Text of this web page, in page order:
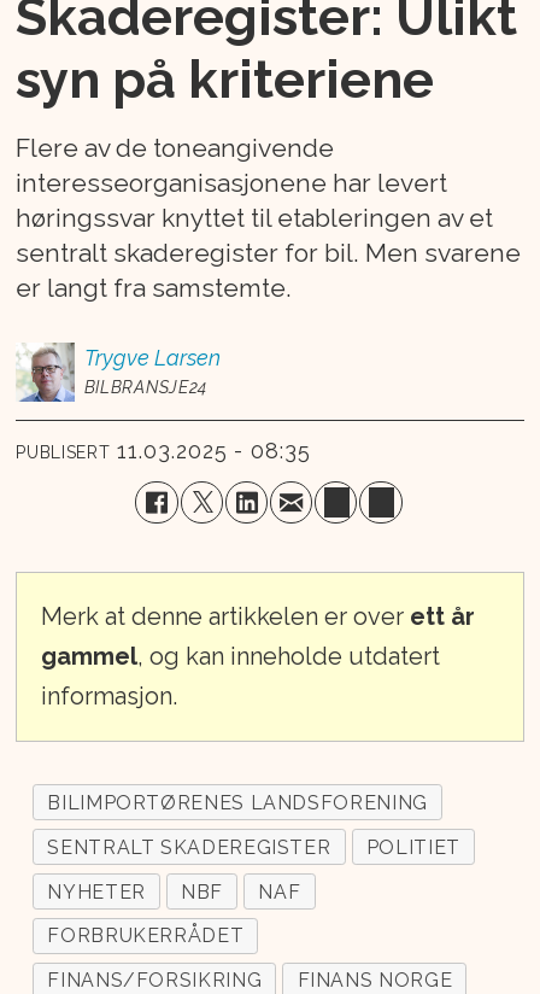
Skaderegister: Ulikt
syn på kriteriene
Flere av de toneangivende
interesseorganisasjonene har levert
høringssvar knyttet til etableringen av et
sentralt skaderegister for bil. Men svarene
er langt fra samstemte.
Trygve Larsen
BILBRANSJE24
PUBLISERT 11.03.2025 - 08:35
Merk at denne artikkelen er over ett år
gammel, og kan inneholde utdatert
informasjon.
BILIMPORTØRENES LANDSFORENING
SENTRALT SKADEREGISTER
POLITIET
NYHETER
NBF
NAF
FORBRUKERRÅDET
FINANS/FORSIKRING
FINANS NORGE